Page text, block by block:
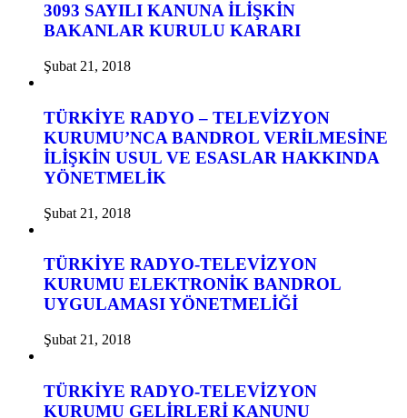
3093 SAYILI KANUNA İLİŞKİN
BAKANLAR KURULU KARARI
Şubat 21, 2018
TÜRKİYE RADYO – TELEVİZYON
KURUMU’NCA BANDROL VERİLMESİNE
İLİŞKİN USUL VE ESASLAR HAKKINDA
YÖNETMELİK
Şubat 21, 2018
TÜRKİYE RADYO-TELEVİZYON
KURUMU ELEKTRONİK BANDROL
UYGULAMASI YÖNETMELİĞİ
Şubat 21, 2018
TÜRKİYE RADYO-TELEVİZYON
KURUMU GELİRLERİ KANUNU